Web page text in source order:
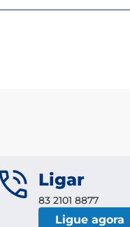
Ligar
83 2101 8877
Ligue agora